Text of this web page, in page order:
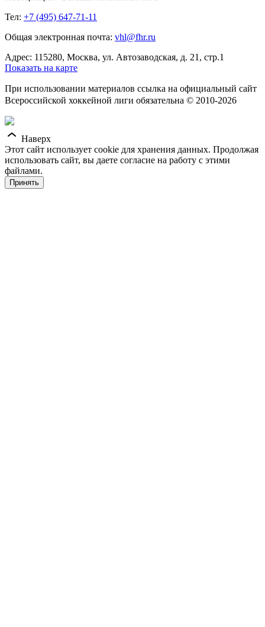
Тел: +7 (495) 647-71-11
Общая электронная почта: vhl@fhr.ru
Адрес: 115280, Москва, ул. Автозаводская, д. 21, стр.1
Показать на карте
При использовании материалов ссылка на официальный сайт
Всероссийской хоккейной лиги обязательна © 2010-2026
Наверх
Этот сайт использует cookie для хранения данных. Продолжая
использовать сайт, вы даете согласие на работу с этими
файлами.
Принять